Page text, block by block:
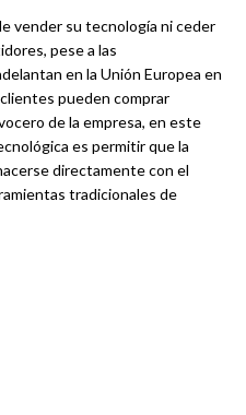
vender su tecnología ni ceder
pese a las
en la Unión Europea en
pueden comprar
de la empresa, en este
es permitir que la
directamente con el
tradicionales de